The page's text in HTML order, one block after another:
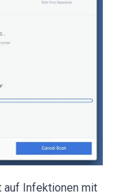
auf Infektionen mit